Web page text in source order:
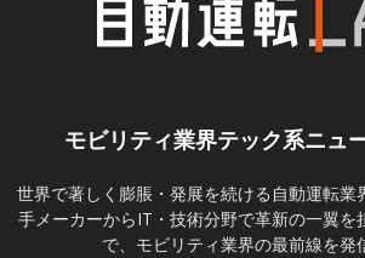
モビリティ業界テック系ニュ
世界で著しく膨脹・発展を続ける自動運転業
手メーカーからIT・技術分野で革新の一翼を
で、モビリティ業界の最前線を発